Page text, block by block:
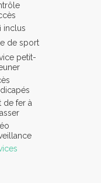
inclus
de sport
petit-
de fer à